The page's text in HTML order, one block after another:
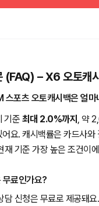
(FAQ) – X6 오토캐
포츠 오토캐시백은 얼마
기준 최대 2.0%까지 , 약
요. 캐시백률은 카드사와
재 기준 가장 높은 조건이
무료인가요?
담 신청은 무료로 제공돼요.